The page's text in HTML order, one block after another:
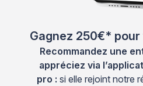
Gagnez 250€* pour
Recommandez une
appréciez via
pro : si elle rejoint notre